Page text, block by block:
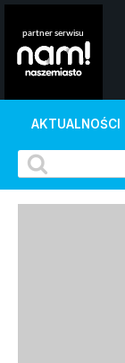
AKTUALNOŚCI